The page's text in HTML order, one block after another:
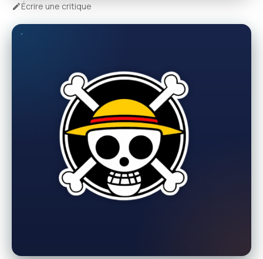
Écrire une critique